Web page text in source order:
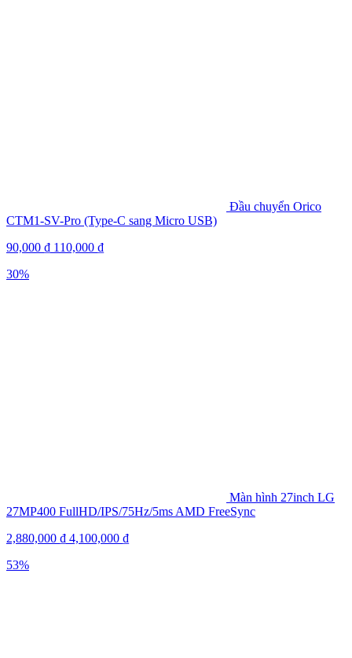
Đầu chuyển Orico
CTM1-SV-Pro (Type-C sang Micro USB)
90,000 ₫ 110,000 ₫
30%
Màn hình 27inch LG
27MP400 FullHD/IPS/75Hz/5ms AMD FreeSync
2,880,000 ₫ 4,100,000 ₫
53%